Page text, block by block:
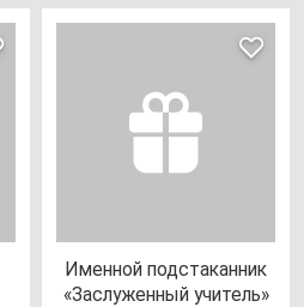
Имен­ной под­ста­кан­ник
«Зас­лу­жен­ный учи­тель»